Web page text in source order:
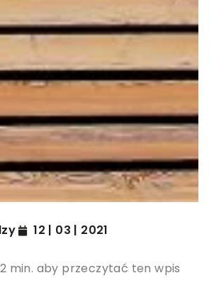
12 | 03 | 2021
min. aby przeczytać ten wpis